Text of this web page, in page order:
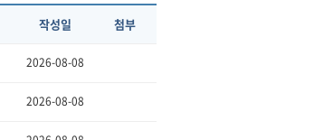
작성일 첨부
2026-08-08
2026-08-08